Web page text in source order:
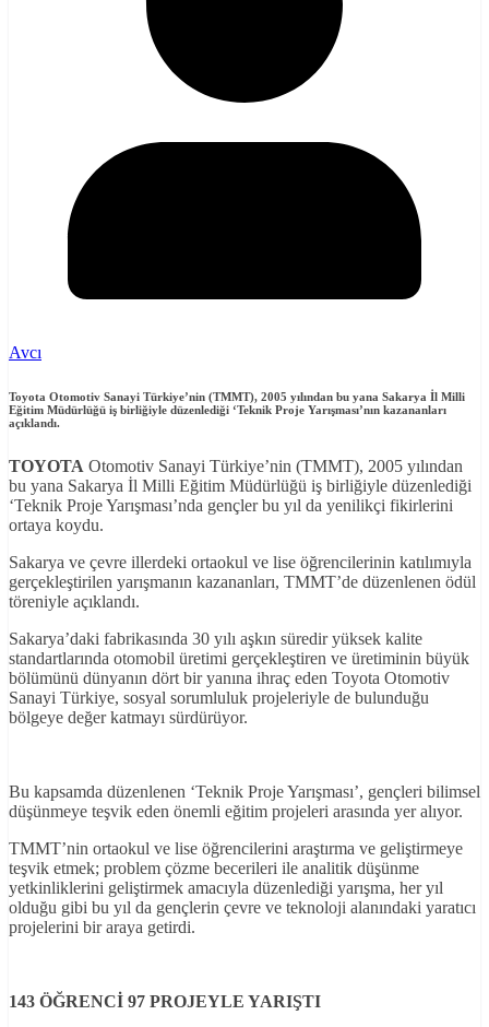
Avcı
Toyota Otomotiv Sanayi Türkiye’nin (TMMT), 2005 yılından bu yana Sakarya İl Milli
Eğitim Müdürlüğü iş birliğiyle düzenlediği ‘Teknik Proje Yarışması’nın kazananları
açıklandı.
TOYOTA Otomotiv Sanayi Türkiye’nin (TMMT), 2005 yılından
bu yana Sakarya İl Milli Eğitim Müdürlüğü iş birliğiyle düzenlediği
‘Teknik Proje Yarışması’nda gençler bu yıl da yenilikçi fikirlerini
ortaya koydu.
Sakarya ve çevre illerdeki ortaokul ve lise öğrencilerinin katılımıyla
gerçekleştirilen yarışmanın kazananları, TMMT’de düzenlenen ödül
töreniyle açıklandı.
Sakarya’daki fabrikasında 30 yılı aşkın süredir yüksek kalite
standartlarında otomobil üretimi gerçekleştiren ve üretiminin büyük
bölümünü dünyanın dört bir yanına ihraç eden Toyota Otomotiv
Sanayi Türkiye, sosyal sorumluluk projeleriyle de bulunduğu
bölgeye değer katmayı sürdürüyor.
Bu kapsamda düzenlenen ‘Teknik Proje Yarışması’, gençleri bilimsel
düşünmeye teşvik eden önemli eğitim projeleri arasında yer alıyor.
TMMT’nin ortaokul ve lise öğrencilerini araştırma ve geliştirmeye
teşvik etmek; problem çözme becerileri ile analitik düşünme
yetkinliklerini geliştirmek amacıyla düzenlediği yarışma, her yıl
olduğu gibi bu yıl da gençlerin çevre ve teknoloji alanındaki yaratıcı
projelerini bir araya getirdi.
143 ÖĞRENCİ 97 PROJEYLE YARIŞTI